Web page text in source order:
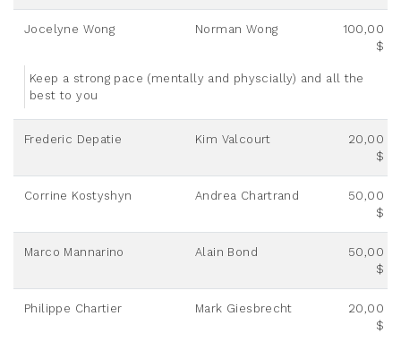
Jocelyne Wong Norman Wong
100,00
$
Keep a strong pace (mentally and physcially) and all the
best to you
Frederic Depatie Kim Valcourt
20,00
$
Corrine Kostyshyn Andrea Chartrand
50,00
$
Marco Mannarino Alain Bond
50,00
$
Philippe Chartier Mark Giesbrecht
20,00
$